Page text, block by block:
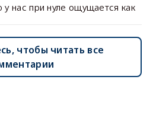
у нас при нуле ощущается как
чтобы читать все